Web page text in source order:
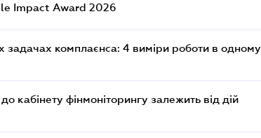
Impact Award 2026
задачах комплаєнса: 4 виміри роботи в одному
кабінету фінмоніторингу залежить від дій